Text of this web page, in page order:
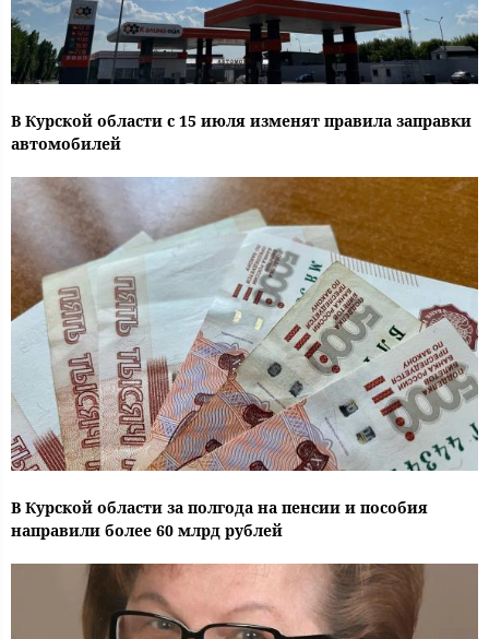
В Курской области с 15 июля изменят правила заправки
автомобилей
В Курской области за полгода на пенсии и пособия
направили более 60 млрд рублей